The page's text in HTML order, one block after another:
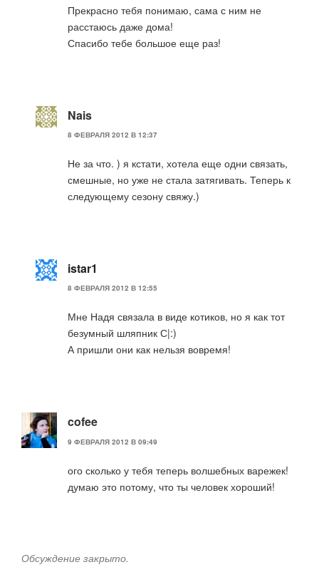
Прекрасно тебя понимаю, сама с ним не
расстаюсь даже дома!
Спасибо тебе большое еще раз!
Nais
8 ФЕВРАЛЯ 2012 В 12:37
Не за что. ) я кстати, хотела еще одни связать,
смешные, но уже не стала затягивать. Теперь к
следующему сезону свяжу.)
istar1
8 ФЕВРАЛЯ 2012 В 12:55
Мне Надя связала в виде котиков, но я как тот
безумный шляпник С|:)
А пришли они как нельзя вовремя!
cofee
9 ФЕВРАЛЯ 2012 В 09:49
ого сколько у тебя теперь волшебных варежек!
думаю это потому, что ты человек хороший!
Обсуждение закрыто.